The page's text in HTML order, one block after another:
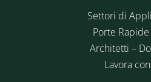
Settori di
Porte
Architetti –
Lavora